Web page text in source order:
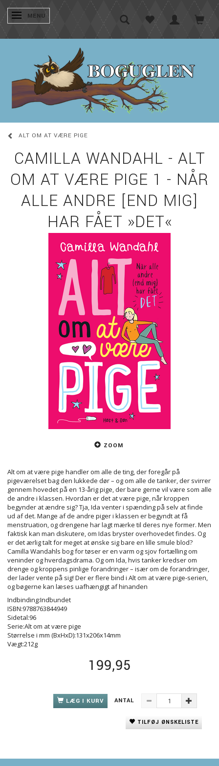
SKIFTE NAVIGATION
MENU
ALT OM AT VÆRE PIGE
CAMILLA WANDAHL - ALT
OM AT VÆRE PIGE 1 - NÅR
ALLE ANDRE [END MIG]
HAR FÅET »DET«
ZOOM
Alt om at være pige handler om alle de ting, der foregår på
pigeværelset bag den lukkede dør – og om alle de tanker, der svirrer
gennem hovedet på en 13-årig pige, der bare gerne vil være som alle
de andre i klassen. Hvordan er det at være pige, når kroppen
begynder at ændre sig? Tja, Ida venter i spænding på selv at finde
ud af det. Mange af de andre piger i klassen er begyndt at få
menstruation, og drengene har lagt mærke til deres nye former. Men
faktisk kan man diskutere, om Idas bryster overhovedet findes. Og
er det ærlig talt for meget at ønske sig bare en lille smule blod?
Camilla Wandahls bog for tøser er en varm og sjov fortælling om
veninder og hverdagsdrama. Og om Ida, hvis tanker kredser om
drenge og kroppens pinlige forandringer – især om de forandringer,
der lader vente på sig! Der er flere bind i Alt om at være pige-serien,
og bøgerne kan læses uafhængigt af hinanden
Indbinding:Indbundet
ISBN:9788763844949
Sidetal:96
Serie:Alt om at være pige
Størrelse i mm (BxHxD):131x206x14mm
Vægt:212g
199,95
LÆG I KURV ANTAL
TILFØJ ØNSKELISTE